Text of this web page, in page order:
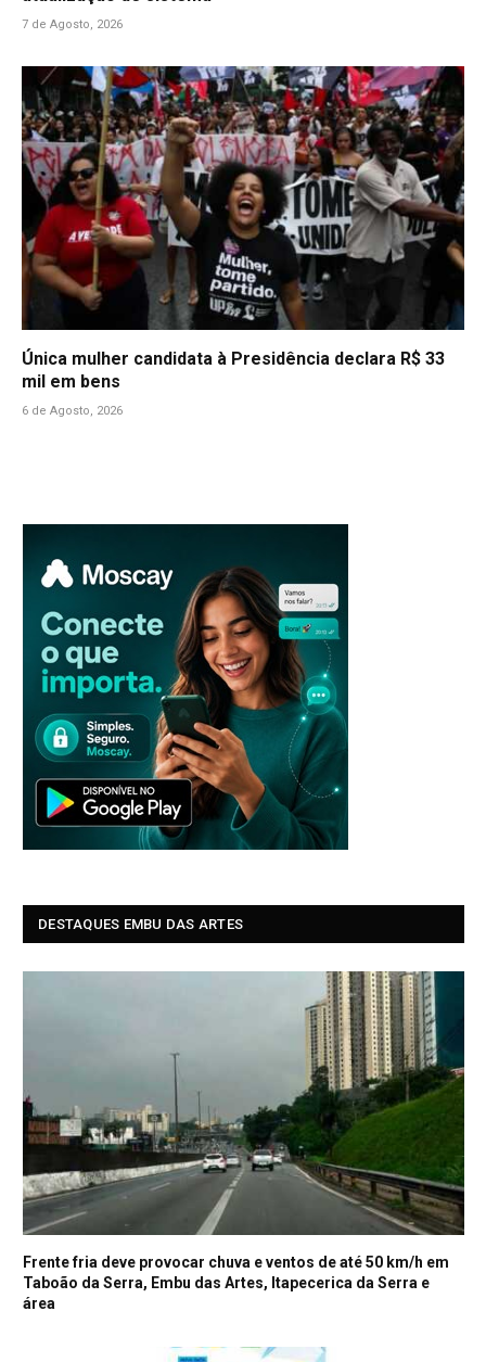
7 de Agosto, 2026
Única mulher candidata à Presidência declara R$ 33
mil em bens
6 de Agosto, 2026
DESTAQUES EMBU DAS ARTES
Frente fria deve provocar chuva e ventos de até 50 km/h em
Taboão da Serra, Embu das Artes, Itapecerica da Serra e
área